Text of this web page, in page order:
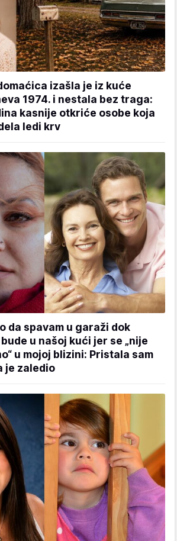
izašla je iz kuće
1974. i nestala bez traga:
kasnije otkriće osobe koja
ledi krv
da spavam u garaži dok
u našoj kući jer se „nije
u mojoj blizini: Pristala sam
je zaledio